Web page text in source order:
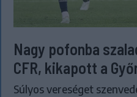
Nagy pofonba
CFR, kikapott a
Súlyos vereséget